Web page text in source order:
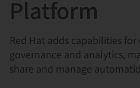
Platform
Red Hat adds capabilities
governance and analytics,
share and manage